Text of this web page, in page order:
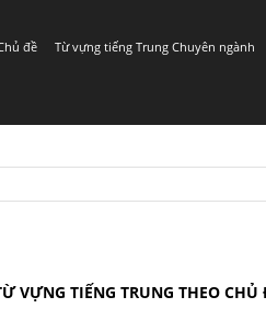
đề Từ vựng tiếng Trung Chuyên ngành
VỰNG TIẾNG TRUNG THEO CHỦ